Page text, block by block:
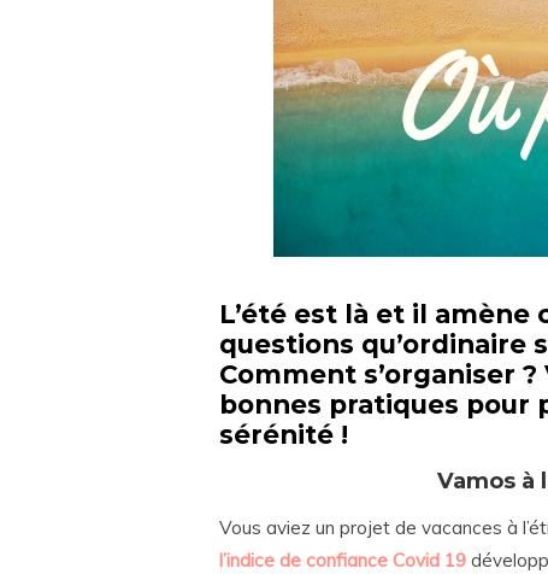
L’été est là et il
questions qu’ordinaire
Comment s’organiser
bonnes pratiques pour
sérénité !
Vamos à
Vous aviez un projet de vacances à
l’indice de confiance Covid 19